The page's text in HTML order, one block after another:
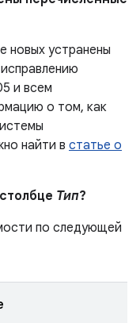
новых устранены
и всем
о том, как
найти в статье о
Тип?
по следующей